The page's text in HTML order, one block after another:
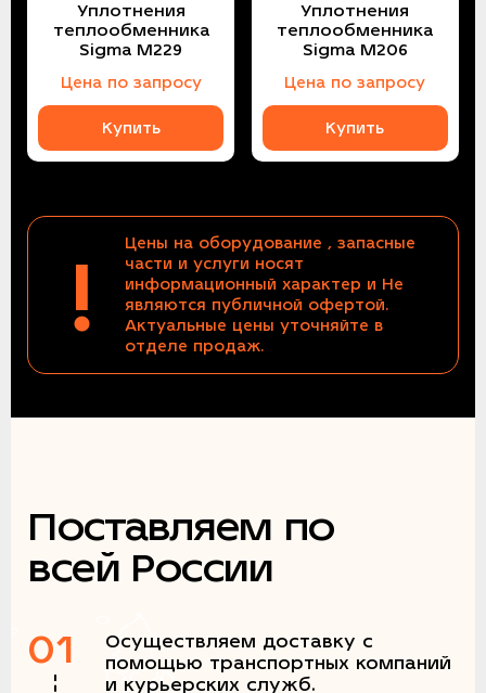
Уплотнения
теплообменника
Sigma M229
Цена по запросу
Купить
Уплотнения
теплообменника
Sigma M206
Цена по запросу
Купить
!
Цены на оборудование , запасные
части и услуги носят
информационный характер и Не
являются публичной офертой.
Актуальные цены уточняйте в
отделе продаж.
Поставляем по
всей России
01
Осуществляем доставку с
помощью транспортных компаний
и курьерских служб.